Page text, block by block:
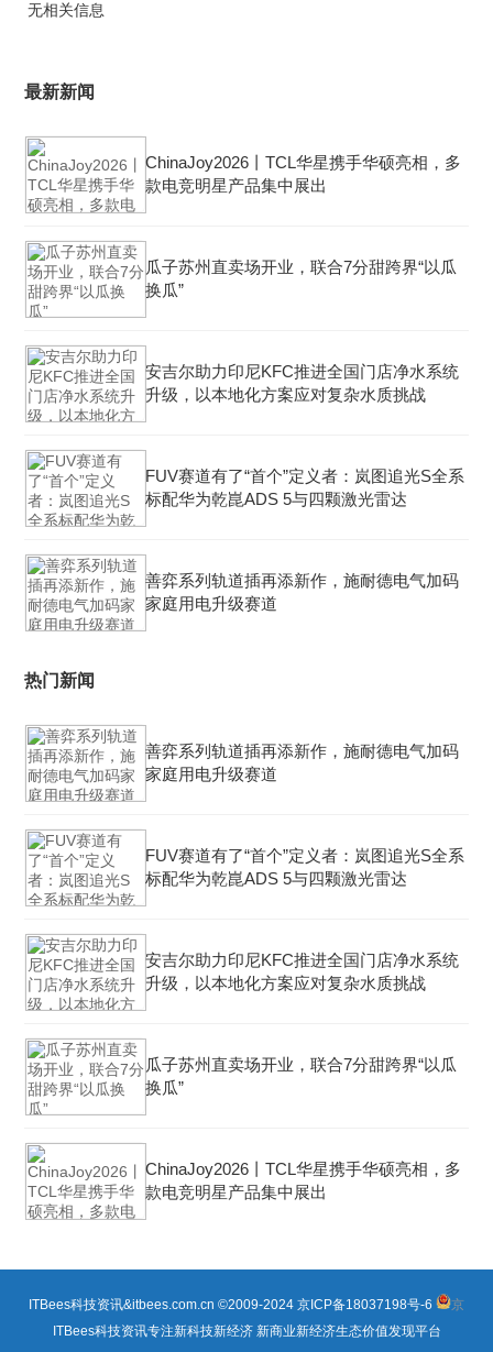
无相关信息
最新新闻
ChinaJoy2026丨TCL华星携手华硕亮相，多
款电竞明星产品集中展出
瓜子苏州直卖场开业，联合7分甜跨界“以瓜
换瓜”
安吉尔助力印尼KFC推进全国门店净水系统
升级，以本地化方案应对复杂水质挑战
FUV赛道有了“首个”定义者：岚图追光S全系
标配华为乾崑ADS 5与四颗激光雷达
善弈系列轨道插再添新作，施耐德电气加码
家庭用电升级赛道
热门新闻
善弈系列轨道插再添新作，施耐德电气加码
家庭用电升级赛道
FUV赛道有了“首个”定义者：岚图追光S全系
标配华为乾崑ADS 5与四颗激光雷达
安吉尔助力印尼KFC推进全国门店净水系统
升级，以本地化方案应对复杂水质挑战
瓜子苏州直卖场开业，联合7分甜跨界“以瓜
换瓜”
ChinaJoy2026丨TCL华星携手华硕亮相，多
款电竞明星产品集中展出
ITBees科技资讯&itbees.com.cn ©2009-2024 京ICP备18037198号-6
京
ITBees科技资讯专注新科技新经济 新商业新经济生态价值发现平台